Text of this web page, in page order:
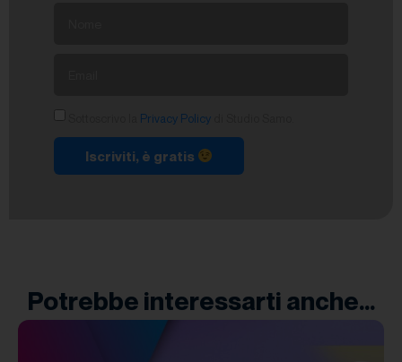
Privacy Policy
Iscriviti, è gratis
Potrebbe interessarti anche...